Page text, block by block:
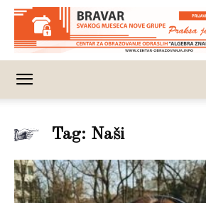
Tag: Naši